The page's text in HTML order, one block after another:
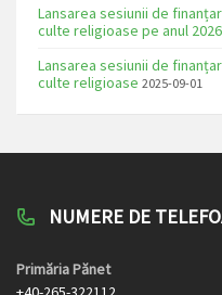
Lansarea sesiunii de
culte religioase pe anul 2026
Lansarea sesiunii de
culte religioase 2025-09-01
NUMERE DE
Primăria Pănet